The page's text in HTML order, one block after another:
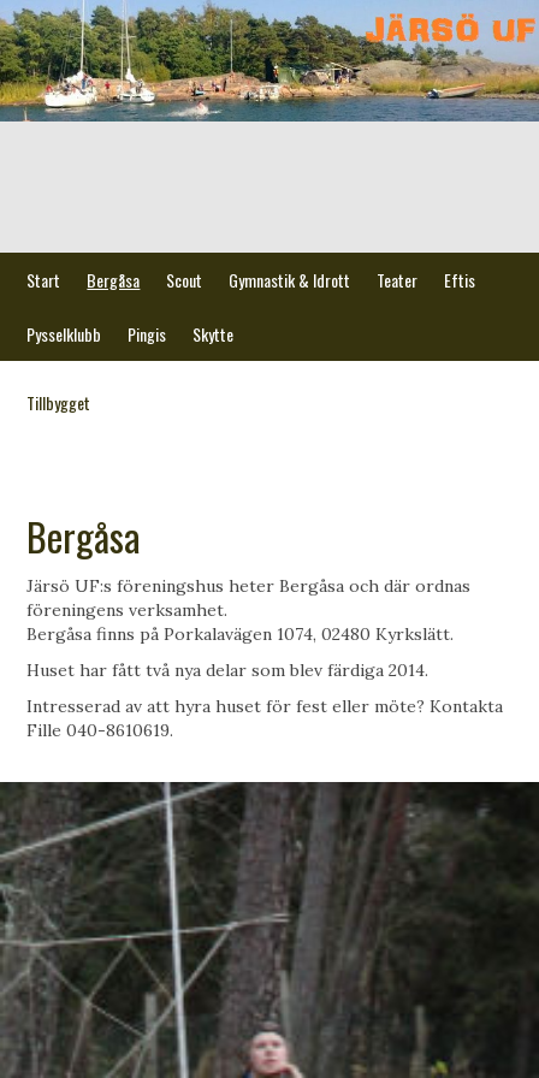
Start Bergåsa Scout Gymnastik & Idrott Teater Eftis
Pysselklubb Pingis Skytte
Tillbygget
Bergåsa
Järsö UF:s föreningshus heter Bergåsa och där ordnas
föreningens verksamhet.
Bergåsa finns på Porkalavägen 1074, 02480 Kyrkslätt.
Huset har fått två nya delar som blev färdiga 2014.
Intresserad av att hyra huset för fest eller möte? Kontakta
Fille 040-8610619.